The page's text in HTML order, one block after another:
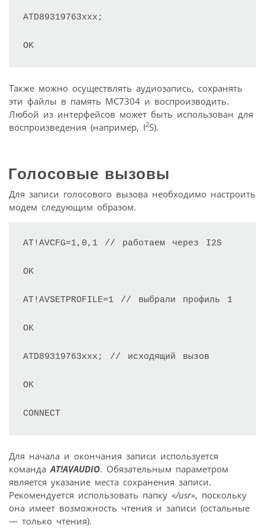
ATD89319763ххх;
OK
Также можно осуществлять аудиозапись, сохранять
эти файлы в память МС7304 и воспроизводить.
Любой из интерфейсов может быть использован для
воспроизведения (например, I2S).
Голосовые вызовы
Для записи голосового вызова необходимо настроить
модем следующим образом.
АТ!AVCFG=1,0,1 // работаем через I2S
OK
AT!AVSETPROFILE=1 // выбрали профиль 1
OK
ATD89319763ххх; // исходящий вызов
OK
CONNECT
Для начала и окончания записи используется
командаAT!AVAUDIO. Обязательным параметром
является указание места сохранения записи.
Рекомендуется использовать папку «/usr», поскольку
она имеет возможность чтения и записи (остальные
— только чтения).